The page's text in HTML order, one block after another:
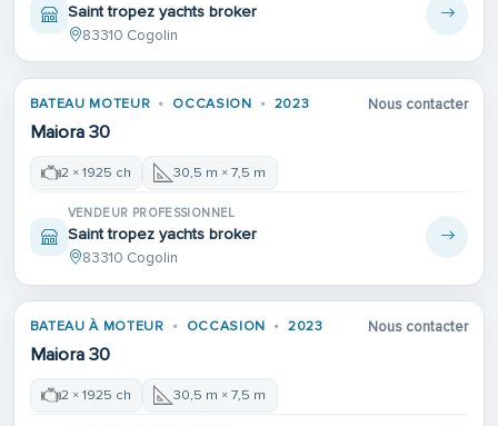
Saint tropez yachts broker
83310 Cogolin
BATEAU MOTEUR OCCASION 2023
Maiora 30
Nous contacter
2 × 1925 ch 30,5 m × 7,5 m
VENDEUR PROFESSIONNEL
Saint tropez yachts broker
83310 Cogolin
BATEAU À MOTEUR OCCASION 2023
Maiora 30
Nous contacter
2 × 1925 ch 30,5 m × 7,5 m